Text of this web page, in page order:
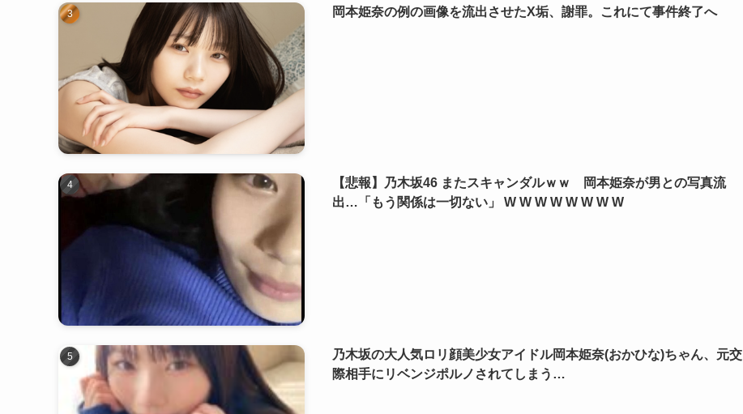
岡本姫奈の例の画像を流出させたX垢、謝罪。これにて事件終了へ
【悲報】乃木坂46 またスキャンダルｗｗ 岡本姫奈が男との写真流
出…「もう関係は一切ない」 W W W W W W W W
乃木坂の大人気ロリ顔美少女アイドル岡本姫奈(おかひな)ちゃん、元交
際相手にリベンジポルノされてしまう…